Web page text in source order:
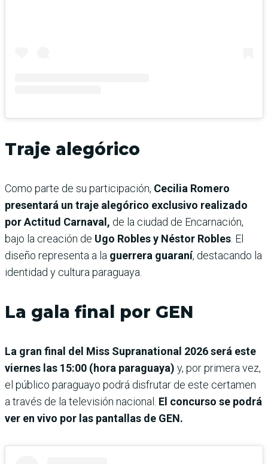
Traje alegórico
Como parte de su participación, Cecilia Romero
presentará un traje alegórico exclusivo realizado
por Actitud Carnaval, de la ciudad de Encarnación,
bajo la creación de Ugo Robles y Néstor Robles . El
diseño representa a la guerrera guaraní, destacando la
identidad y cultura paraguaya.
La gala final por GEN
La gran final del Miss Supranational 2026 será este
viernes las 15:00 (hora paraguaya) y, por primera vez,
el público paraguayo podrá disfrutar de este certamen
a través de la televisión nacional.
El concurso se podrá
ver en vivo por las pantallas de GEN.